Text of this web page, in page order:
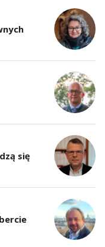
się